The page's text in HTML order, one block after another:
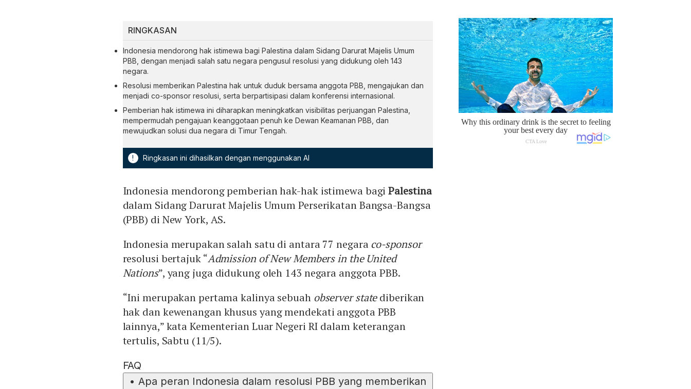
RINGKASAN
Indonesia mendorong hak istimewa bagi Palestina dalam Sidang Darurat Majelis Umum
PBB, dengan menjadi salah satu negara pengusul resolusi yang didukung oleh 143
negara.
Resolusi memberikan Palestina hak untuk duduk bersama anggota PBB, mengajukan dan
menjadi co-sponsor resolusi, serta berpartisipasi dalam konferensi internasional.
Pemberian hak istimewa ini diharapkan meningkatkan visibilitas perjuangan Palestina,
mempermudah pengajuan keanggotaan penuh ke Dewan Keamanan PBB, dan
mewujudkan solusi dua negara di Timur Tengah.
! Ringkasan ini dihasilkan dengan menggunakan AI
Indonesia mendorong pemberian hak-hak istimewa bagiPalestina
dalam Sidang Darurat Majelis Umum Perserikatan Bangsa-Bangsa
(PBB) di New York, AS.
Indonesia merupakan salah satu di antara 77 negaraco-sponsor
resolusi bertajuk “Admission of New Members in the United
Nations”, yang juga didukung oleh 143 negara anggota PBB.
“Ini merupakan pertama kalinya sebuah observer statediberikan
hak dan kewenangan khusus yang mendekati anggota PBB
lainnya,” kata Kementerian Luar Negeri RI dalam keterangan
tertulis, Sabtu (11/5).
FAQ
• Apa peran Indonesia dalam resolusi PBB yang memberikan